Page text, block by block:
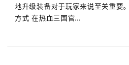
地升级装备对于玩家来说至关重要
方式 在热血三国官...